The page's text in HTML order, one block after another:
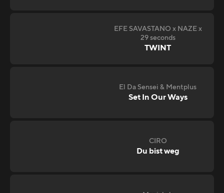
EFE SAVASTANO x NAZE x
29 seconds
TWINT
El Da Sensei & Mentplus
Set In Our Ways
CIRO
Du bist weg